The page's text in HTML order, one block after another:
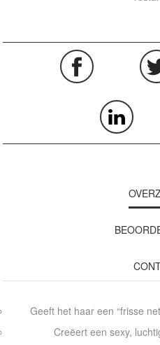
Geeft het haar een “frisse
Creëert een sexy,